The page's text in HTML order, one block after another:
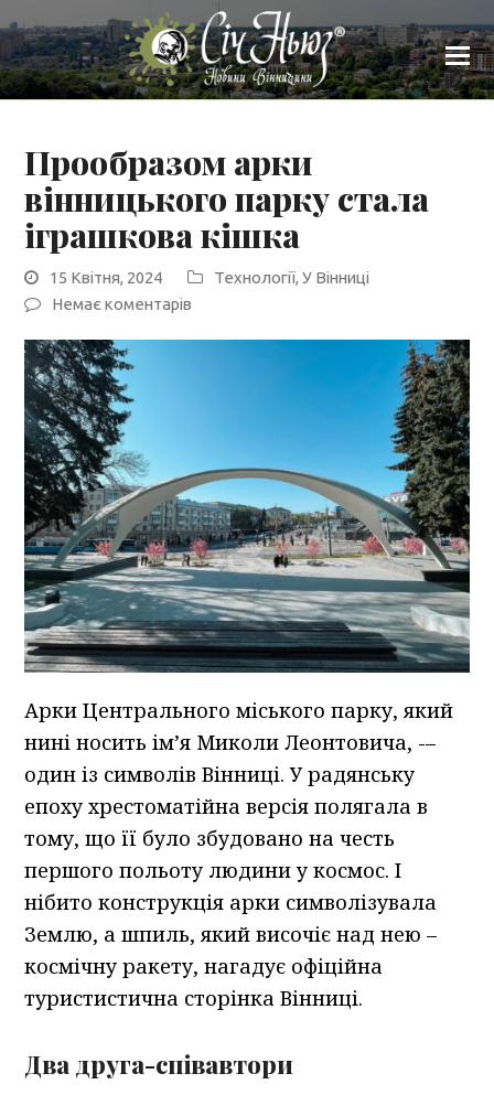
Прообразом арки
вінницького парку стала
іграшкова кішка
15 Квітня, 2024 Технології,У Вінниці
Немає коментарів
Арки Центрального міського парку, який
нині носить ім’я Миколи Леонтовича, -–
один із символів Вінниці. У радянську
епоху хрестоматійна версія полягала в
тому, що її було збудовано на честь
першого польоту людини у космос. І
нібито конструкція арки символізувала
Землю, а шпиль, який височіє над нею –
космічну ракету, нагадує офіційна
туристистична сторінка Вінниці.
Два друга-співавтори